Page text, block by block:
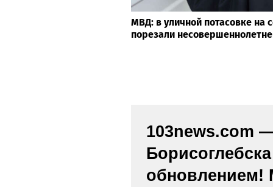
МВД: в уличной потасовке на
порезали
103news.com
обновлением!